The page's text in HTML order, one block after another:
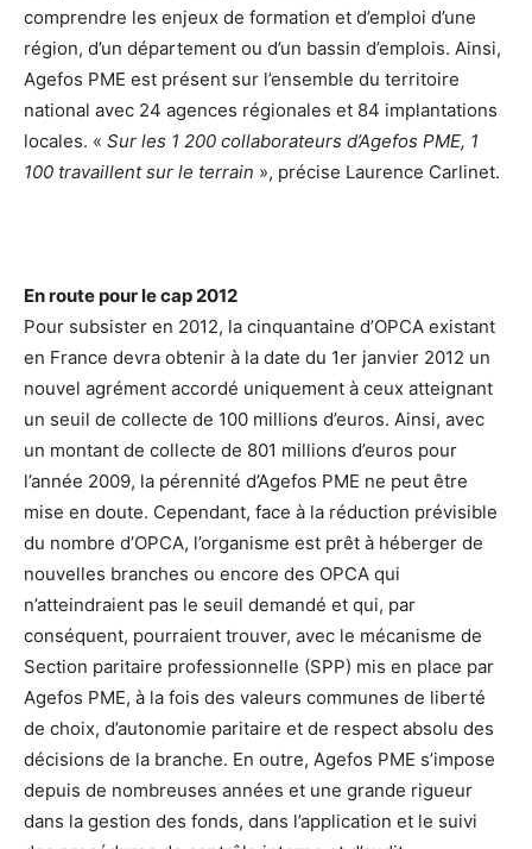
comprendre les enjeux de formation et d’emploi d’une
région, d’un département ou d’un bassin d’emplois. Ainsi,
Agefos PME est présent sur l’ensemble du territoire
national avec 24 agences régionales et 84 implantations
locales. « Sur les 1 200 collaborateurs d’Agefos PME, 1
100 travaillent sur le terrain », précise Laurence Carlinet.
En route pour le cap 2012
Pour subsister en 2012, la cinquantaine d’OPCA existant
en France devra obtenir à la date du 1er janvier 2012 un
nouvel agrément accordé uniquement à ceux atteignant
un seuil de collecte de 100 millions d’euros. Ainsi, avec
un montant de collecte de 801 millions d’euros pour
l’année 2009, la pérennité d’Agefos PME ne peut être
mise en doute. Cependant, face à la réduction prévisible
du nombre d’OPCA, l’organisme est prêt à héberger de
nouvelles branches ou encore des OPCA qui
n’atteindraient pas le seuil demandé et qui, par
conséquent, pourraient trouver, avec le mécanisme de
Section paritaire professionnelle (SPP) mis en place par
Agefos PME, à la fois des valeurs communes de liberté
de choix, d’autonomie paritaire et de respect absolu des
décisions de la branche. En outre, Agefos PME s’impose
depuis de nombreuses années et une grande rigueur
dans la gestion des fonds, dans l’application et le suivi